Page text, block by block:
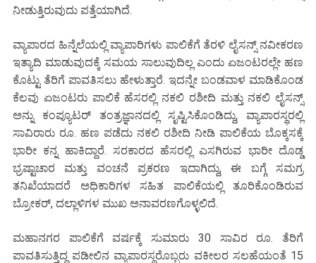
ನೀಡುತ್ತಿರುವುದು ಪತ್ತೆಯಾಗಿದೆ.
ವ್ಯಾಪಾರದ ಹಿನ್ನೆಲೆಯಲ್ಲಿ ವ್ಯಾಪಾರಿಗಳು ಪಾಲಿಕೆಗೆ ತೆರಳಿ ಲೈಸನ್ಸ್ ನವೀಕರಣ
ಇತ್ಯಾದಿ ಮಾಡುವುದಕ್ಕೆ ಸಮಯ ಸಾಲುವುದಿಲ್ಲ ಎಂದು ಏಜಂಟರಲ್ಲೇ ಹಣ
ಕೊಟ್ಟು ತೆರಿಗೆ ಪಾವತಿಸಲು ಹೇಳುತ್ತಾರೆ. ಇದನ್ನೇ ಬಂಡವಾಳ ಮಾಡಿಕೊಂಡ
ಕೆಲವು ಏಜಂಟರು ಪಾಲಿಕೆ ಹೆಸರಲ್ಲಿ ನಕಲಿ ರಶೀದಿ ಮತ್ತು ನಕಲಿ ಲೈಸನ್ಸ್
ಅನ್ನು ಕಂಪ್ಯೂಟರ್ ತಂತ್ರಜ್ಞಾನದಲ್ಲಿ ಸೃಷ್ಟಿಸಿಕೊಂಡಿದ್ದು, ವ್ಯಾಪಾರಸ್ಥರಲ್ಲಿ
ಸಾವಿರಾರು ರೂ. ಹಣ ಪಡೆದು ನಕಲಿ ರಶೀದಿ ನೀಡಿ ಪಾಲಿಕೆಯ ಬೊಕ್ಕಸಕ್ಕೆ
ಭಾರೀ ಕನ್ನ ಹಾಕಿದ್ದಾರೆ. ಸರಕಾರದ ಹೆಸರಲ್ಲಿ ಎಸಗಿರುವ ಭಾರೀ ದೊಡ್ಡ
ಭ್ರಷ್ಟಾಚಾರ ಮತ್ತು ವಂಚನೆ ಪ್ರಕರಣ ಇದಾಗಿದ್ದು, ಈ ಬಗ್ಗೆ ಸಮಗ್ರ
ತನಿಖೆಯಾದರೆ ಅಧಿಕಾರಿಗಳ ಸಹಿತ ಪಾಲಿಕೆಯಲ್ಲಿ ತೂರಿಕೊಂಡಿರುವ
ಬ್ರೋಕರ್, ದಲ್ಲಾಳಿಗಳ ಮುಖ ಅನಾವರಣಗೊಳ್ಳಲಿದೆ.
ಮಹಾನಗರ ಪಾಲಿಕೆಗೆ ವರ್ಷಕ್ಕೆ ಸುಮಾರು 30 ಸಾವಿರ ರೂ. ತೆರಿಗೆ
ಪಾವತಿಸುತ್ತಿದ್ದ ಪಡೀಲಿನ ವ್ಯಾಪಾರಸ್ಥರೊಬ್ಬರು ವಕೀಲರ ಸಲಹೆಯಂತೆ 15